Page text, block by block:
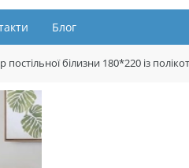
Блог
постільної білизни 180*220 із